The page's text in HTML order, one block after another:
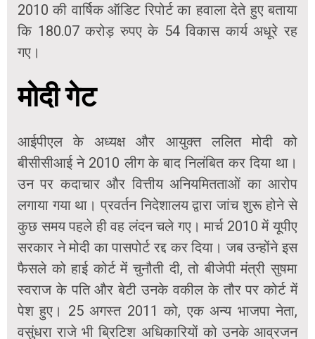
2010 की वार्षिक ऑडिट रिपोर्ट का हवाला देते हुए बताया
कि 180.07 करोड़ रुपए के 54 विकास कार्य अधूरे रह
गए।
मोदी गेट
आईपीएल के अध्यक्ष और आयुक्त ललित मोदी को
बीसीसीआई ने 2010 लीग के बाद निलंबित कर दिया था।
उन पर कदाचार और वित्तीय अनियमितताओं का आरोप
लगाया गया था। प्रवर्तन निदेशालय द्वारा जांच शुरू होने से
कुछ समय पहले ही वह लंदन चले गए। मार्च 2010 में यूपीए
सरकार ने मोदी का पासपोर्ट रद्द कर दिया। जब उन्होंने इस
फैसले को हाई कोर्ट में चुनौती दी, तो बीजेपी मंत्री सुषमा
स्वराज के पति और बेटी उनके वकील के तौर पर कोर्ट में
पेश हुए। 25 अगस्त 2011 को, एक अन्य भाजपा नेता,
वसुंधरा राजे भी ब्रिटिश अधिकारियों को उनके आव्रजन